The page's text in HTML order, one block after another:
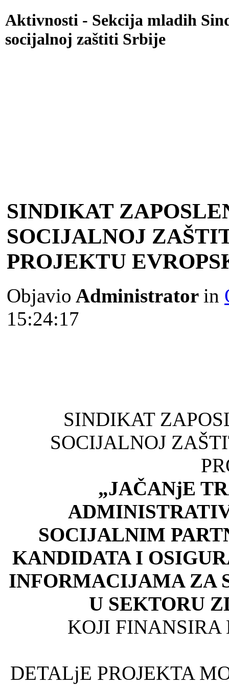
Aktivnosti - Sekcija mladih
socijalnoj zaštiti Srbije
SINDIKAT
SOCIJALNOJ
PROJEKTU
Objavio Administrator in
15:24:17
SINDIKAT
SOCIJALNOJ
„JAČANјE
SOCIJALNIM
KANDIDATA I
INFORMACIJAMA ZA
U SEKTORU
KOJI FINANSIRA
DETALjE PROJEKTA